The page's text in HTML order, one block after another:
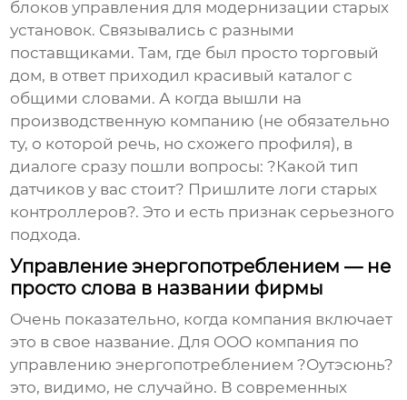
блоков управления для модернизации старых
установок. Связывались с разными
поставщиками. Там, где был просто торговый
дом, в ответ приходил красивый каталог с
общими словами. А когда вышли на
производственную компанию (не обязательно
ту, о которой речь, но схожего профиля), в
диалоге сразу пошли вопросы: ?Какой тип
датчиков у вас стоит? Пришлите логи старых
контроллеров?. Это и есть признак серьезного
подхода.
Управление энергопотреблением — не
просто слова в названии фирмы
Очень показательно, когда компания включает
это в свое название. Для OOO компания по
управлению энергопотреблением ?Оутэсюнь?
это, видимо, не случайно. В современных